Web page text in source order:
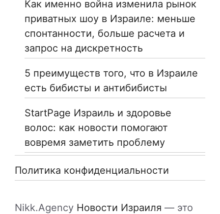
Как именно война изменила рынок
приватных шоу в Израиле: меньше
спонтанности, больше расчета и
запрос на дискретность
5 преимуществ того, что в Израиле
есть бибисты и антибибисты
StartPage Израиль и здоровье
волос: как новости помогают
вовремя заметить проблему
Политика конфиденциальности
Nikk.Agency Новости Израиля — это